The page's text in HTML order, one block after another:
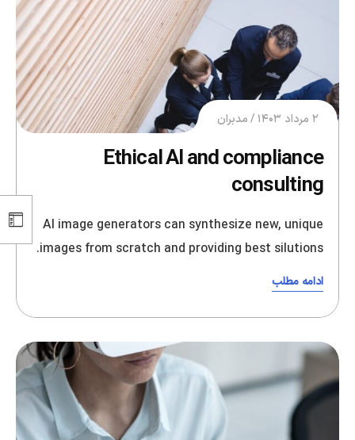
۲ مرداد ۱۴۰۳ مدبران
Ethical AI and compliance
consulting
AI image generators can synthesize new, unique
images from scratch and providing best silutions.
ادامه مطلب